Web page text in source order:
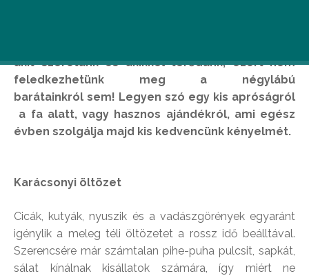
akit szeretünk és akikkel törődünk, ezért nem
feledkezhetünk meg a négylábú
barátainkról sem! Legyen szó egy kis apróságról
a fa alatt, vagy hasznos ajándékról, ami egész
évben szolgálja majd kis kedvencünk kényelmét.
Karácsonyi öltözet
Cicák, kutyák, nyuszik és a vadászgörények egyaránt
igénylik a meleg téli öltözetet a rossz idő beálltával.
Szerencsére már számtalan pihe-puha pulcsit, sapkát,
sálat kínálnak kisállatok számára, így miért ne